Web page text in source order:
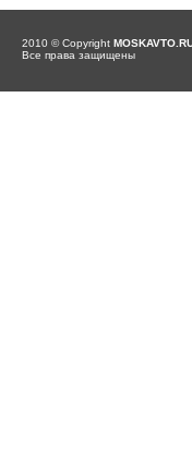
2010 © Copyright
Все права защищены